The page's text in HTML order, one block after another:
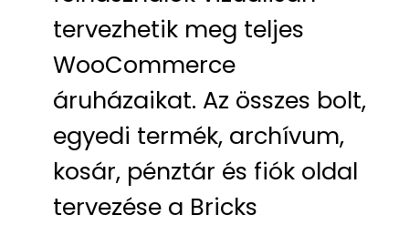
tervezhetik meg teljes
WooCommerce
áruházaikat. Az összes bolt,
egyedi termék, archívum,
kosár, pénztár és fiók oldal
tervezése a Bricks